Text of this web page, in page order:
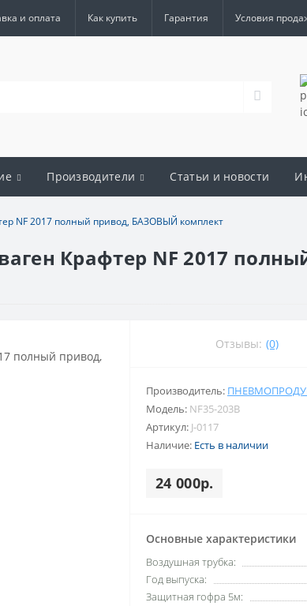
и оплата Как купить Гарантия Условия
Производители Статьи и новости
NF 2017 полный привод, БАЗОВЫЙ комплект
Крафтер NF 2017
Отзывы: (0)
Производитель:
Модель: NF35-203B
Артикул: J-0117
Наличие: Есть в наличии
24 000р.
Основные характеристики
Воздушная трубка:
Год выпуска:
Защитная гофра 5м: